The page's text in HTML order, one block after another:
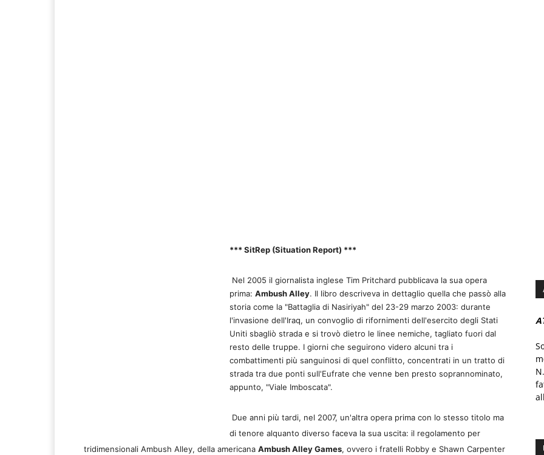
*** SitRep (Situation Report) ***
Nel 2005 il giornalista inglese Tim Pritchard pubblicava la sua opera
prima: Ambush Alley. Il libro descriveva in dettaglio quella che passò alla
storia come la "Battaglia di Nasiriyah" del 23-29 marzo 2003: durante
l'invasione dell'Iraq, un convoglio di rifornimenti dell'esercito degli Stati
Uniti sbagliò strada e si trovò dietro le linee nemiche, tagliato fuori dal
resto delle truppe. I giorni che seguirono videro alcuni tra i
combattimenti più sanguinosi di quel conflitto, concentrati in un tratto di
strada tra due ponti sull'Eufrate che venne ben presto soprannominato,
appunto, "Viale Imboscata".
Due anni più tardi, nel 2007, un'altra opera prima con lo stesso titolo ma
di tenore alquanto diverso faceva la sua uscita: il regolamento per
tridimensionali Ambush Alley, della americana Ambush Alley Games, ovvero i fratelli Robby e Shawn Carpenter